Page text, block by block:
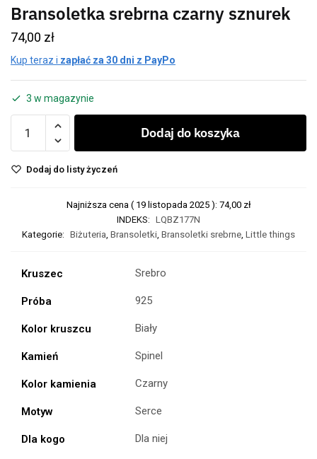
Bransoletka srebrna czarny sznurek
74,00 zł
Kup teraz i zapłać za 30 dni z PayPo
3 w magazynie
Dodaj do koszyka
Dodaj do listy życzeń
Najniższa cena (19 listopada 2025): 74,00 zł
INDEKS: LQBZ177N
Kategorie: Biżuteria, Bransoletki, Bransoletki srebrne, Little things
Kruszec Srebro
Próba 925
Kolor kruszcu Biały
Kamień Spinel
Kolor kamienia Czarny
Motyw Serce
Dla kogo Dla niej